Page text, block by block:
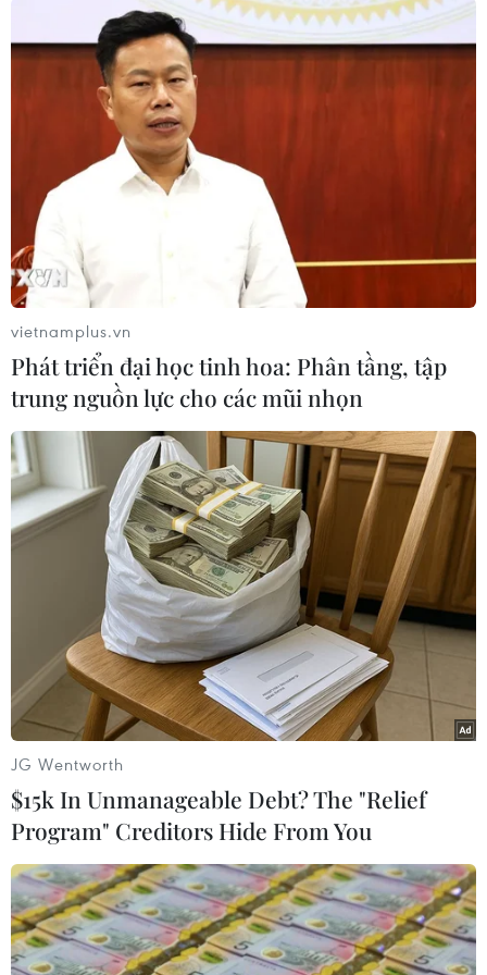
Nguy cơ cần nhập viện điều trị và tử vong ở
nhóm người này cũng cao hơn, lần lượt là 7,5
lần và 15 lần so với người đã tiêm chủng./.
# biến thể Omicron #WHO
#Hans Kluge
#Tình hình dịch bệnh
#Tiêm vaccine
Theo dõi VietnamPlus
TIN LIÊN QUAN
vietnamplus.vn
Phát triển đại học tinh hoa: Phân tầng, tập
trung nguồn lực cho các mũi nhọn
JG Wentworth
$15k In Unmanageable Debt? The "Relief
Program" Creditors Hide From You